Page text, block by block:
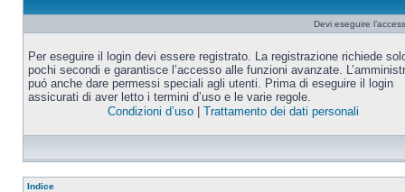
Devi eseguire
Per eseguire il login devi essere registrato. La registrazione richiede
pochi secondi e garantisce l’accesso alle funzioni avanzate.
puó anche dare permessi speciali agli utenti. Prima di eseguire il login
assicurati di aver letto i termini d’uso e le varie regole.
Condizioni d’uso| Trattamento dei dati personali
Indice